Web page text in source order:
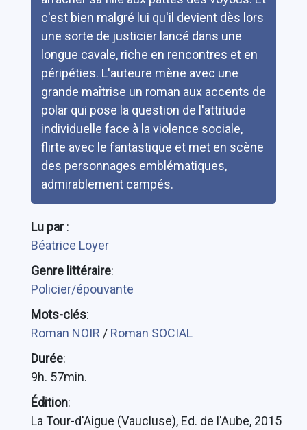
c'est bien malgré lui qu'il devient dès lors
une sorte de justicier lancé dans une
longue cavale, riche en rencontres et en
péripéties. L'auteure mène avec une
grande maîtrise un roman aux accents de
polar qui pose la question de l'attitude
individuelle face à la violence sociale,
flirte avec le fantastique et met en scène
des personnages emblématiques,
admirablement campés.
Lu par:
Béatrice Loyer
Genre littéraire:
Policier/épouvante
Mots-clés:
Roman NOIR / Roman SOCIAL
Durée:
9h. 57min.
Édition:
La Tour-d'Aigue (Vaucluse), Ed. de l'Aube, 2015